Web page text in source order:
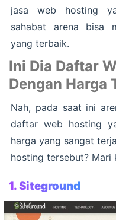
jasa web hosting
sahabat arena bisa
yang terbaik.
Ini Dia Daftar
Dengan Harga
Nah, pada saat ini
daftar web hosting
harga yang sangat
hosting tersebut? Mari
1. Siteground